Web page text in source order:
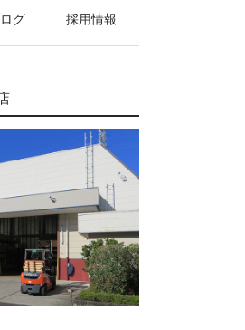
グ 採用情報